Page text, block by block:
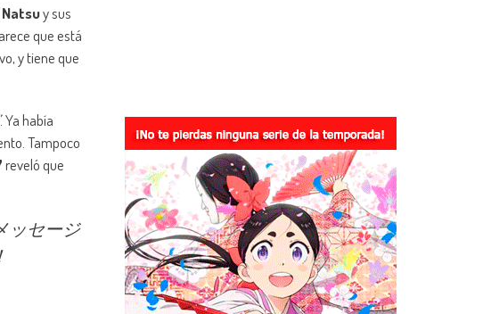
Natsuy sus
que está
y tiene que
. Ya había
Tampoco
reveló que
ッセージ